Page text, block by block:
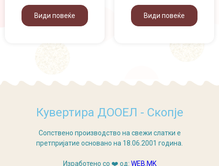
Види повеќе Види повеќе
Кувертира ДООЕЛ - Скопје
Сопствено производство на свежи слатки е
претпријатие основано на 18.06.2001 година.
Изработено со ❤️ од: WEB.MK